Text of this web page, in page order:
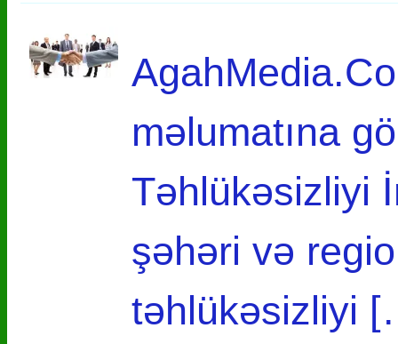
məlumatına
Təhlükəsizliyi
şəhəri və
təhlükəsizliyi